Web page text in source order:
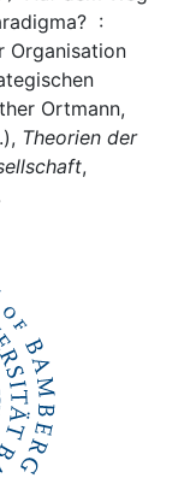
:
Organisation
Ortmann,
Theorien der
,